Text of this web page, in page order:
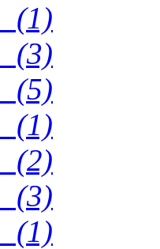
(1)
(3)
(5)
(1)
(2)
(3)
(1)